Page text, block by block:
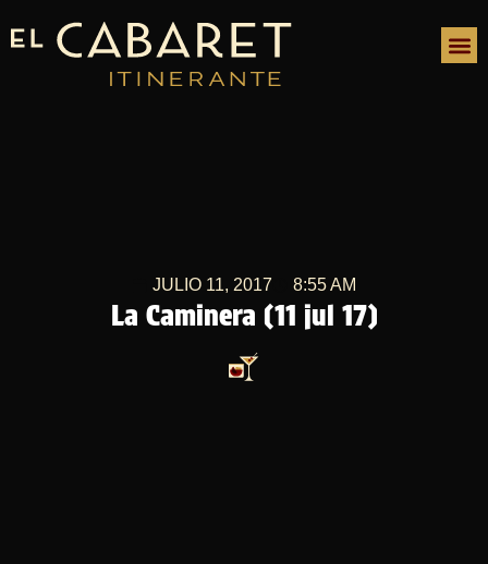
La Caminera (11 jul 17)
JULIO 11, 2017 8:55 AM